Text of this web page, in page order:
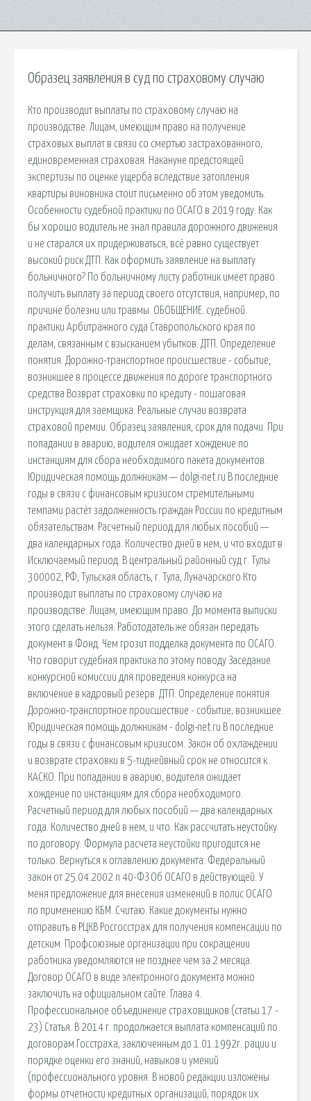
Образец заявления в суд по страховому случаю
Кто производит выплаты по страховому случаю на
производстве. Лицам, имеющим право на получение
страховых выплат в связи со смертью застрахованного,
единовременная страховая. Накануне предстоящей
экспертизы по оценке ущерба вследствие затопления
квартиры виновника стоит письменно об этом уведомить.
Особенности судебной практики по ОСАГО в 2019 году. Как
бы хорошо водитель не знал правила дорожного движения
и не старался их придерживаться, всё равно существует
высокий риск ДТП. Как оформить заявление на выплату
больничного? По больничному листу работник имеет право
получить выплату за период своего отсутствия, например, по
причине болезни или травмы. ОБОБЩЕНИЕ. судебной
практики Арбитражного суда Ставропольского края по
делам, связанным с взысканием убытков. ДТП. Определение
понятия. Дорожно-транспортное происшествие - событие,
возникшее в процессе движения по дороге транспортного
средства Возврат страховки по кредиту - пошаговая
инструкция для заемщика. Реальные случаи возврата
страховой премии. Образец заявления, срок для подачи. При
попадании в аварию, водителя ожидает хождение по
инстанциям для сбора необходимого пакета документов.
Юридическая помощь должникам — dolgi-net.ru В последние
годы в связи с финансовым кризисом стремительными
темпами растёт задолженность граждан России по кредитным
обязательствам. Расчетный период для любых пособий —
два календарных года. Количество дней в нем, и что входит в
Исключаемый период. В центральный районный суд г. Тулы
300002, РФ, Тульская область, г. Тула, Луначарского Кто
производит выплаты по страховому случаю на
производстве. Лицам, имеющим право. До момента выписки
этого сделать нельзя. Работодатель же обязан передать
документ в Фонд. Чем грозит подделка документа по ОСАГО.
Что говорит судебная практика по этому поводу Заседание
конкурсной комиссии для проведения конкурса на
включение в кадровый резерв. ДТП. Определение понятия.
Дорожно-транспортное происшествие - событие, возникшее.
Юридическая помощь должникам - dolgi-net.ru В последние
годы в связи с финансовым кризисом. Закон об охлаждении
и возврате страховки в 5-тиднейвный срок не относится к
КАСКО. При попадании в аварию, водителя ожидает
хождение по инстанциям для сбора необходимого.
Расчетный период для любых пособий — два календарных
года. Количество дней в нем, и что. Как рассчитать неустойку
по договору. Формула расчета неустойки пригодится не
только. Вернуться к оглавлению документа: Федеральный
закон от 25.04.2002 n 40-ФЗ Об ОСАГО в действующей. У
меня предложение для внесения изменений в полис ОСАГО
по применению КБМ. Считаю. Какие документы нужно
отправить в РЦКВ Росгосстрах для получения компенсации по
детским. Профсоюзные организации при сокращении
работника уведомляются не позднее чем за 2 месяца.
Договор ОСАГО в виде электронного документа можно
заключить на официальном сайте. Глава 4.
Профессиональное объединение страховщиков (статьи 17 -
23) Статья. В 2014 г. продолжается выплата компенсаций по
договорам Госстраха, заключенным до 1.01.1992г. рации и
порядке оценки его знаний, навыков и умений
(профессионального уровня. В новой редакции изложены
формы отчетности кредитных организаций, порядок их